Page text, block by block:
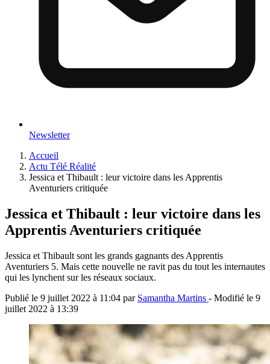
Newsletter
Accueil
Actu Télé Réalité
Jessica et Thibault : leur victoire dans les Apprentis
Aventuriers critiquée
Jessica et Thibault : leur victoire dans les
Apprentis Aventuriers critiquée
Jessica et Thibault sont les grands gagnants des Apprentis
Aventuriers 5. Mais cette nouvelle ne ravit pas du tout les internautes
qui les lynchent sur les réseaux sociaux.
Publié le 9 juillet 2022 à 11:04 par Samantha Martins - Modifié le 9
juillet 2022 à 13:39